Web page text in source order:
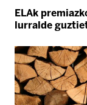
ELAk
lurralde